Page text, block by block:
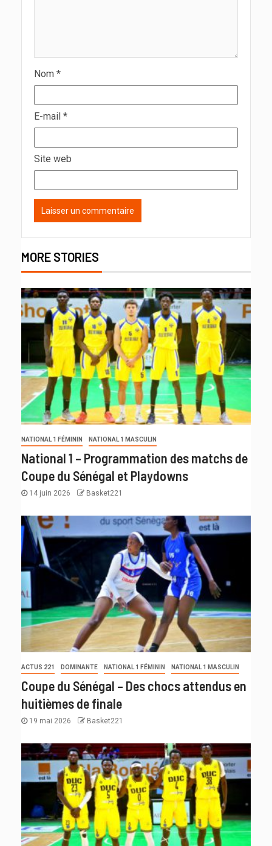
Nom *
E-mail *
Site web
MORE STORIES
NATIONAL 1 FÉMININ NATIONAL 1 MASCULIN
National 1 – Programmation des matchs de
Coupe du Sénégal et Playdowns
14 juin 2026 Basket221
ACTUS 221 DOMINANTE NATIONAL 1 FÉMININ NATIONAL 1 MASCULIN
Coupe du Sénégal – Des chocs attendus en
huitièmes de finale
19 mai 2026 Basket221